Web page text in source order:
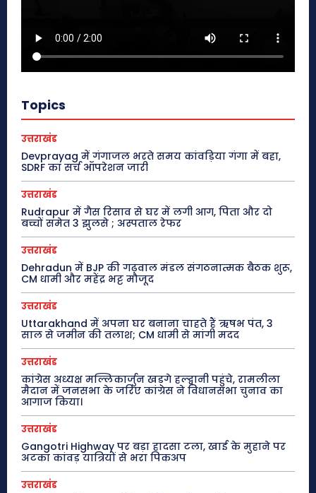
Topics
उत्तराखंड
Devprayag में गंगाजल भरते समय कांवड़िया गंगा में बहा,
SDRF का सर्च ऑपरेशन जारी
उत्तराखंड
Rudrapur में गैस रिसाव से घर में लगी आग, पिता और दो
बच्चों समेत 3 झुलसे ; अस्पताल रेफर
उत्तराखंड
Dehradun में BJP की गढ़वाल मंडल संगठनात्मक बैठक शुरू,
CM धामी और महेंद्र भट्ट मौजूद
उत्तराखंड
Uttarakhand में अपना घर बनाना चाहते हैं ऋषभ पंत, 3
साल से जमीन की तलाश; CM धामी से मांगी मदद
उत्तराखंड
कांग्रेस अध्यक्ष मल्लिकार्जुन खड़गे हल्द्वानी पहुंचे, रामलीला
मैदान में जनसभा के जरिए कांग्रेस ने विधानसभा चुनाव का
आगाज किया।
उत्तराखंड
Gangotri Highway पर बड़ा हादसा टला, खाई के मुहाने पर
अटका कांवड़ यात्रियों से भरा पिकअप
उत्तराखंड